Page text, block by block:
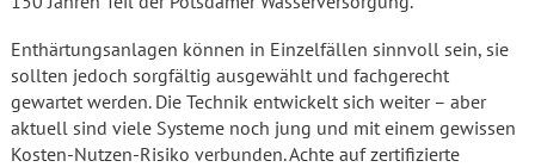
Enthärtungsanlagen können in Einzelfällen sinnvoll sein, sie
sollten jedoch sorgfältig ausgewählt und fachgerecht
gewartet werden. Die Technik entwickelt sich weiter – aber
aktuell sind viele Systeme noch jung und mit einem gewissen
Kosten-Nutzen-Risiko verbunden. Achte auf zertifizierte